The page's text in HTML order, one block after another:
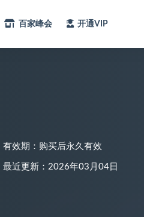
百家峰会 开通VIP
有效期：购买后永久有效
最近更新：2026年03月04日